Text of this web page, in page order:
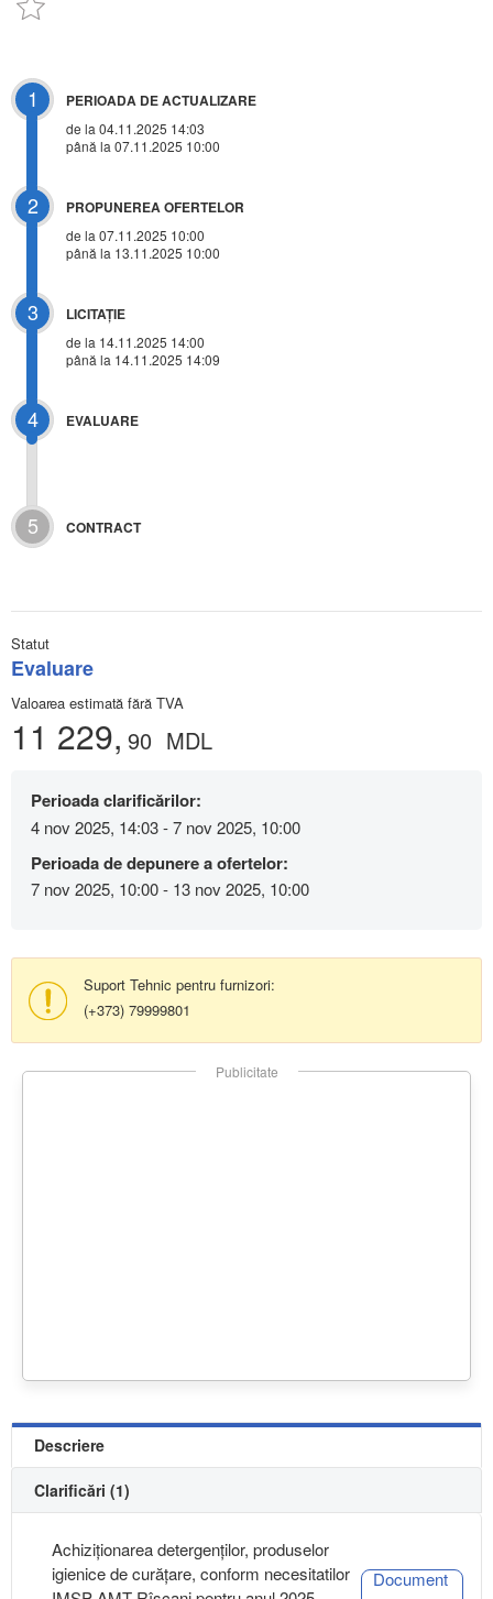
1 PERIOADA DE ACTUALIZARE
de la 04.11.2025 14:03
până la 07.11.2025 10:00
2 PROPUNEREA OFERTELOR
de la 07.11.2025 10:00
până la 13.11.2025 10:00
3 LICITAŢIE
de la 14.11.2025 14:00
până la 14.11.2025 14:09
4 EVALUARE
5 CONTRACT
Statut
Evaluare
Valoarea estimată fără TVA
11 229, 90 MDL
Perioada clarificărilor:
4 nov 2025, 14:03 - 7 nov 2025, 10:00
Perioada de depunere a ofertelor:
7 nov 2025, 10:00 - 13 nov 2025, 10:00
Suport Tehnic pentru furnizori:
(+373) 79999801
Publicitate
Descriere
Clarificări (1)
Achiziţionarea detergenților, produselor
igienice de curățare, conform necesitatilor
Document